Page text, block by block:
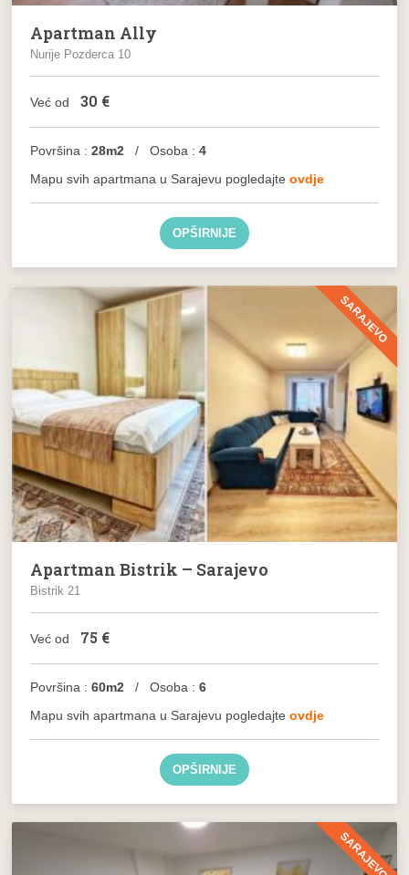
Apartman Ally
Nurije Pozderca 10
Već od 30 €
Površina : 28m2 / Osoba :4
Mapu svih apartmana u Sarajevu pogledajteovdje
OPŠIRNIJE
SARAJEVO
Apartman Bistrik – Sarajevo
Bistrik 21
Već od 75 €
Površina :60m2 / Osoba :6
Mapu svih apartmana u Sarajevu pogledajteovdje
OPŠIRNIJE
SARAJEVO